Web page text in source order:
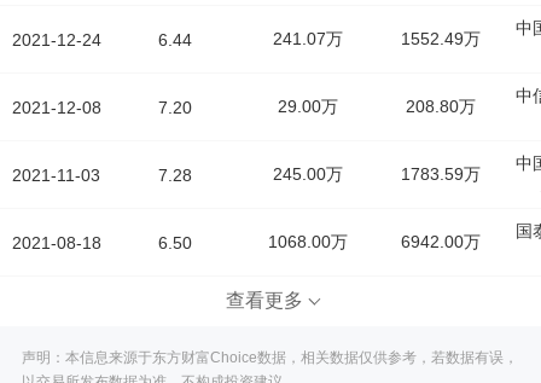
2021-12-24
2021-12-08
2021-11-03
2021-08-18
6.44 241.07万 1552.49万
中
7.20 29.00万 208.80万
中
7.28 245.00万 1783.59万
中
6.50 1068.00万 6942.00万
国
查看更多
声明：本信息来源于东方财富Choice数据，相关数据仅供参考，若数据有误，